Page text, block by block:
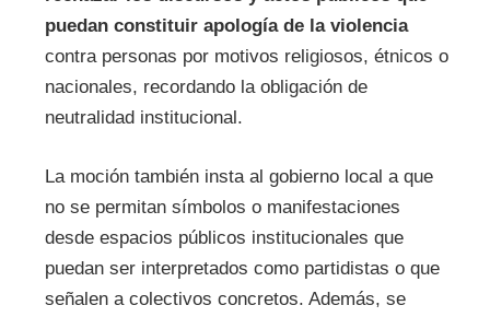
puedan constituir apología de la violencia
contra personas por motivos religiosos, étnicos o
nacionales, recordando la obligación de
neutralidad institucional.
La moción también insta al gobierno local a que
no se permitan símbolos o manifestaciones
desde espacios públicos institucionales que
puedan ser interpretados como partidistas o que
señalen a colectivos concretos. Además, se